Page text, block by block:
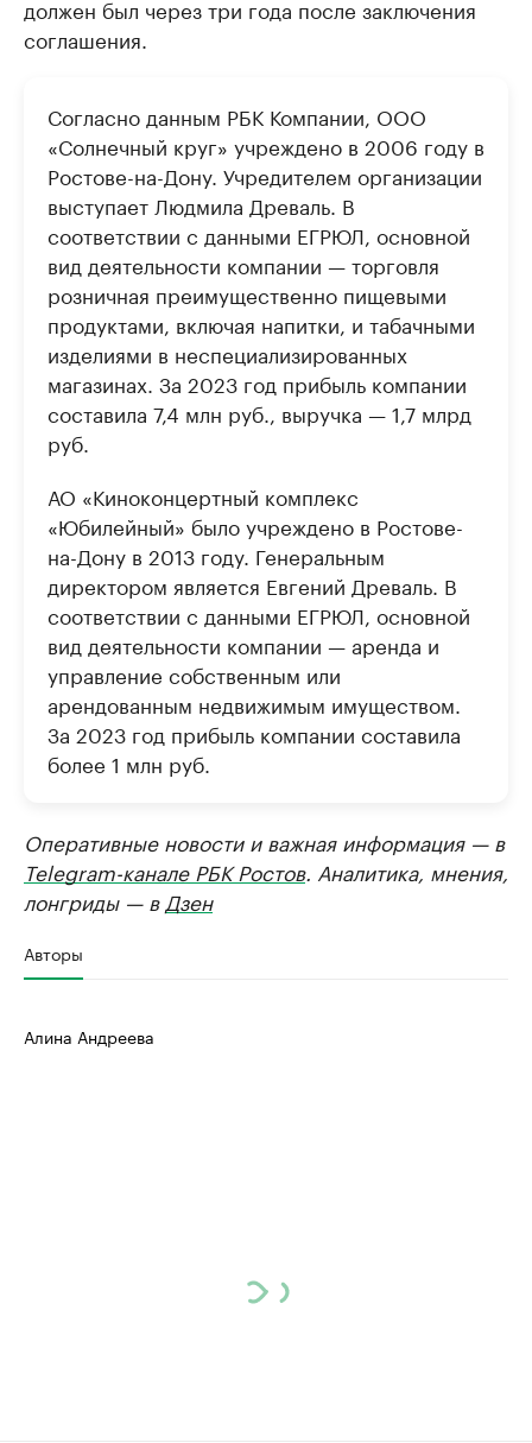
должен был через три года после заключения
соглашения.
Согласно данным РБК Компании, ООО
«Солнечный круг» учреждено в 2006 году в
Ростове-на-Дону. Учредителем организации
выступает Людмила Древаль. В
соответствии с данными ЕГРЮЛ, основной
вид деятельности компании — торговля
розничная преимущественно пищевыми
продуктами, включая напитки, и табачными
изделиями в неспециализированных
магазинах. За 2023 год прибыль компании
составила 7,4 млн руб., выручка — 1,7 млрд
руб.
АО «Киноконцертный комплекс
«Юбилейный» было учреждено в Ростове-
на-Дону в 2013 году. Генеральным
директором является Евгений Древаль. В
соответствии с данными ЕГРЮЛ, основной
вид деятельности компании — аренда и
управление собственным или
арендованным недвижимым имуществом.
За 2023 год прибыль компании составила
более 1 млн руб.
Оперативные новости и важная информация — в
Telegram-канале РБК Ростов. Аналитика, мнения,
лонгриды — в Дзен
Авторы
Алина Андреева